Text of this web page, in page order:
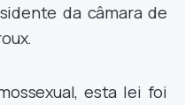
da câmara de
esta lei foi